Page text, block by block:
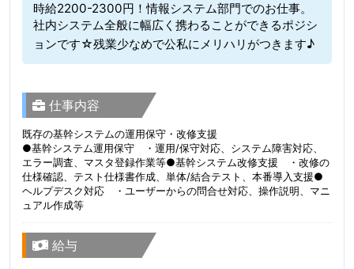
時給2200-2300円！情報システム部門でのお仕事。
社内システム全般に幅広く携わることができるポジシ
ョンです☆残業少なめで公私にメリハリがつきます♪
仕事内容
既存の基幹システムの運用保守・改修支援
●基幹システム運用保守 ・運用/保守対応、システム障害対応、
エラー調査、マスタ登録作業等●基幹システム改修支援 ・改修の
仕様確認、テスト仕様書作成、単体/結合テスト、本番導入支援●
ヘルプデスク対応 ・ユーザーからの問合せ対応、操作説明、マニ
ュアル作成等
給与